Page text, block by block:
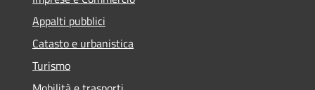
Appalti pubblici
Catasto e urbanistica
Turismo